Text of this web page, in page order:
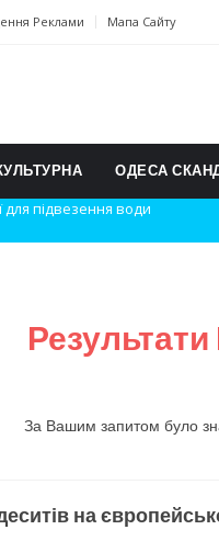
Реклами Мапа Сайту
ОДЕСА
з карате
За Вашим запитом було
на